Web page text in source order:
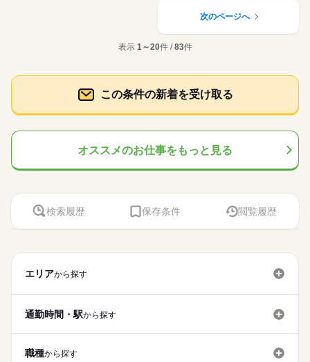
次のページへ
表示 1～20件 /83件
この条件の新着を受け取る
オススメのお仕事をもっと見る
検索履歴 保存条件 閲覧履歴
エリアから探す
通勤時間・駅から探す
職種から探す